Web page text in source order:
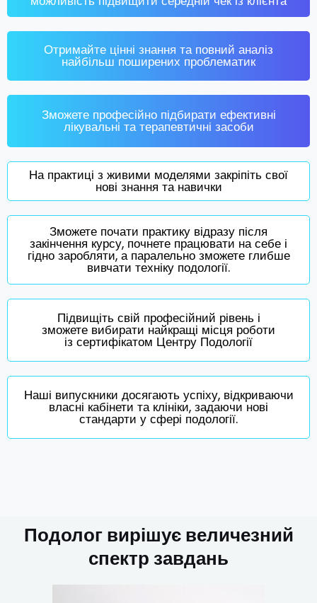
Отримайте цінні знання та повний аналіз
найбільш поширених проблематик
Зможете професійно підбирати ефективні
лікувальні та терапевтичні засоби
На практиці з живими моделями закріпіть свої
нові знання та навички
Зможете почати практику відразу після
закінчення курсу, почнете працювати на себе і
гідно заробляти, а паралельно зможете глибше
вивчати техніку подології.
Підвищіть свій професійний рівень і
зможете вибирати найкращі місця роботи
із сертифікатом Центру Подології
Наші випускники досягають успіху, відкриваючи
власні кабінети та клініки, задаючи нові
стандарти у сфері подології.
Подолог вирішує величезний
спектр завдань